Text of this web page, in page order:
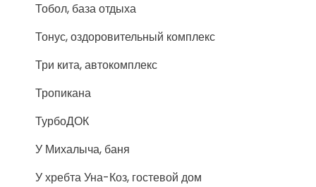
Тобол, база отдыха
Тонус, оздоровительный комплекс
Три кита, автокомплекс
Тропикана
ТурбоДОК
У Михалыча, баня
У хребта Уна-Коз, гостевой дом